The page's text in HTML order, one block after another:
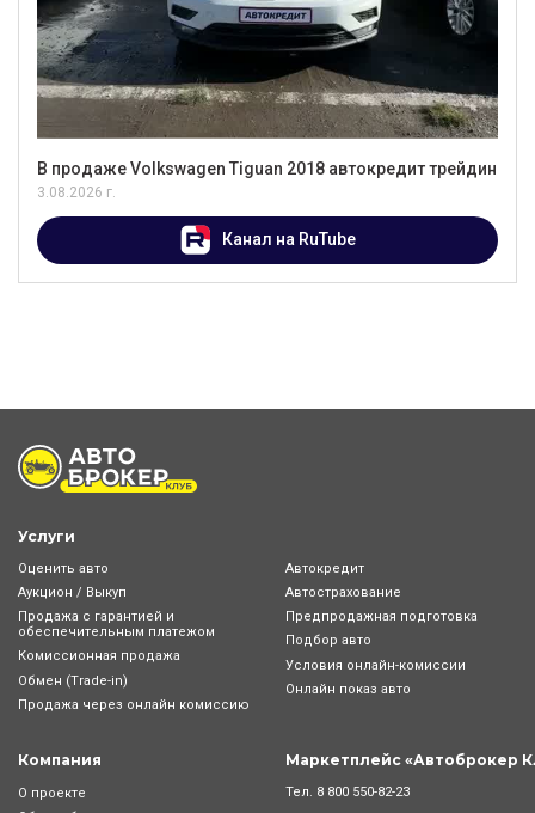
В продаже Volkswagen Tiguan 2018 автокредит трейдин
3.08.2026 г.
Канал на RuTube
Услуги
Оценить авто
Аукцион / Выкуп
Продажа с гарантией и
обеспечительным платежом
Комиссионная продажа
Обмен (Trade-in)
Продажа через онлайн комиссию
Автокредит
Автострахование
Предпродажная подготовка
Подбор авто
Условия онлайн-комиcсии
Онлайн показ авто
Компания
О проекте
Маркетплейс «Автоброкер
Тел. 8 800 550-82-23